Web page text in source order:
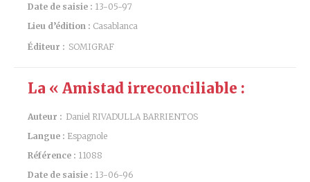
Date de saisie : 13-05-97
Lieu d’édition : Casablanca
Éditeur : SOMIGRAF
La « Amistad irreconciliable :
Auteur : Daniel RIVADULLA BARRIENTOS
Langue : Espagnole
Référence : 11088
Date de saisie : 13-06-96